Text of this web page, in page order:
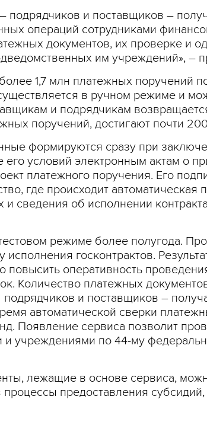
подрядчиков и поставщиков –
операций сотрудниками
документов, их проверке и
им учреждений», –
1,7 млн платежных поручений
в ручном режиме и
и подрядчикам
поручений, достигают почти
формируются сразу при
его условий электронным актам о
платежного поручения. Его
где происходит
сведения об исполнении
режиме более полугода.
госконтрактов.
оперативность
Количество платежных
и поставщиков –
автоматической сверки
Появление сервиса позволит
и учреждениями по 44-му
лежащие в основе сервиса,
предоставления